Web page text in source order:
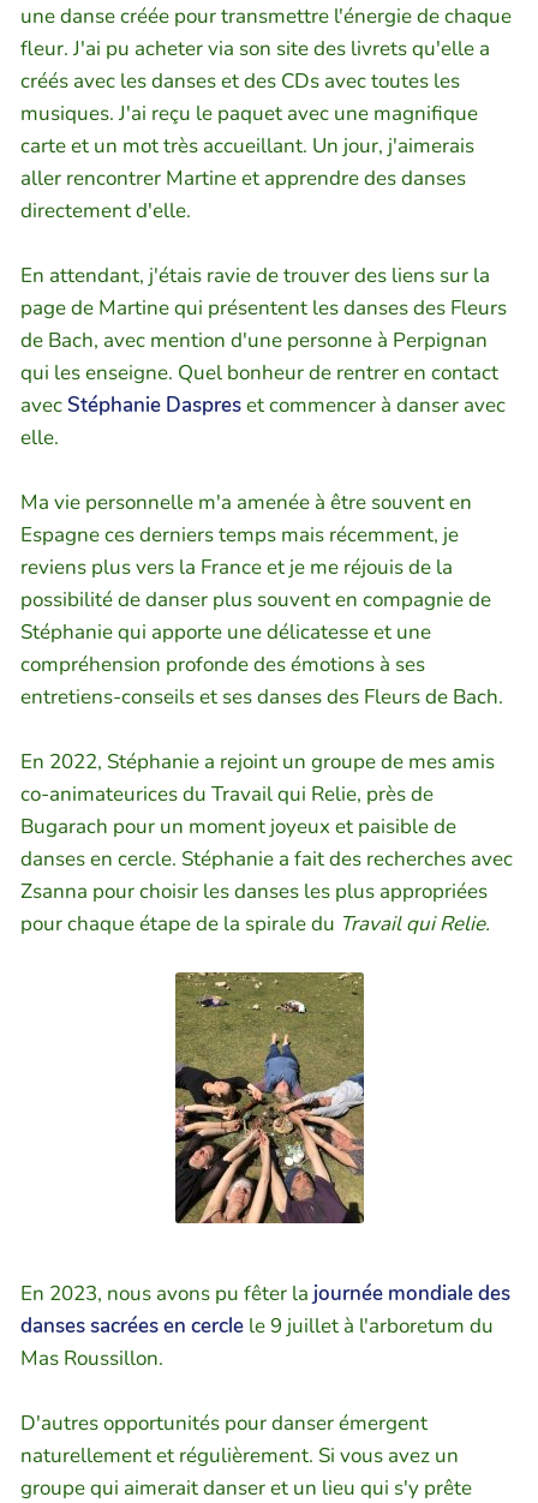
une danse créée pour transmettre l'énergie de chaque
fleur. J'ai pu acheter via son site des livrets qu'elle a
créés avec les danses et des CDs avec toutes les
musiques. J'ai reçu le paquet avec une magnifique
carte et un mot très accueillant. Un jour, j'aimerais
aller rencontrer Martine et apprendre des danses
directement d'elle.
En attendant, j'étais ravie de trouver des liens sur la
page de Martine qui présentent les danses des Fleurs
de Bach, avec mention d'une personne à Perpignan
qui les enseigne. Quel bonheur de rentrer en contact
avecStéphanie Daspreset commencer à danser avec
elle.
Ma vie personnelle m'a amenée à être souvent en
Espagne ces derniers temps mais récemment, je
reviens plus vers la France et je me réjouis de la
possibilité de danser plus souvent en compagnie de
Stéphanie qui apporte une délicatesse et une
compréhension profonde des émotions à ses
entretiens-conseils et ses danses des Fleurs de Bach.
En 2022, Stéphanie a rejoint un groupe de mes amis
co-animateurices du Travail qui Relie, près de
Bugarach pour un moment joyeux et paisible de
danses en cercle. Stéphanie a fait des recherches avec
Zsanna pour choisir les danses les plus appropriées
pour chaque étape de la spirale du Travail qui Relie.
En 2023, nous avons pu fêter la journée mondiale des
danses sacrées en cercle le 9 juillet à l'arboretum du
Mas Roussillon.
D'autres opportunités pour danser émergent
naturellement et régulièrement. Si vous avez un
groupe qui aimerait danser et un lieu qui s'y prête